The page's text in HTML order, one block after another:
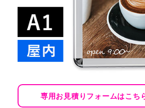
専用お見積りフォームはこち